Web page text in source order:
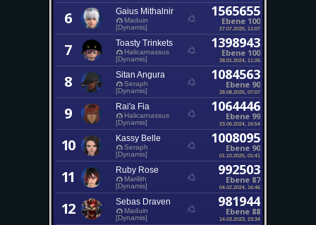
6 Gaius Mithalnir
Maduin
[Dynamis]
1565655
Ebene 100
27.07.2025, 11:07
7 Toasty Trinkets
Halicarnassus
[Dynamis]
1398943
Ebene 100
28.01.2024, 11:26
8 Sitan Angura
Seraph
[Dynamis]
1084563
Ebene 90
28.08.2025, 07:07
9 Rai'a Fia
Halicarnassus
[Dynamis]
1064446
Ebene 99
23.06.2024, 16:54
10 Kassy Belle
Seraph
[Dynamis]
1008095
Ebene 90
01.10.2025, 01:41
11 Ruby Rose
Marilith
[Dynamis]
992503
Ebene 87
04.02.2024, 16:46
12 Sebas Draven
Maduin
[Dynamis]
981944
Ebene 88
14.03.2023, 23:34